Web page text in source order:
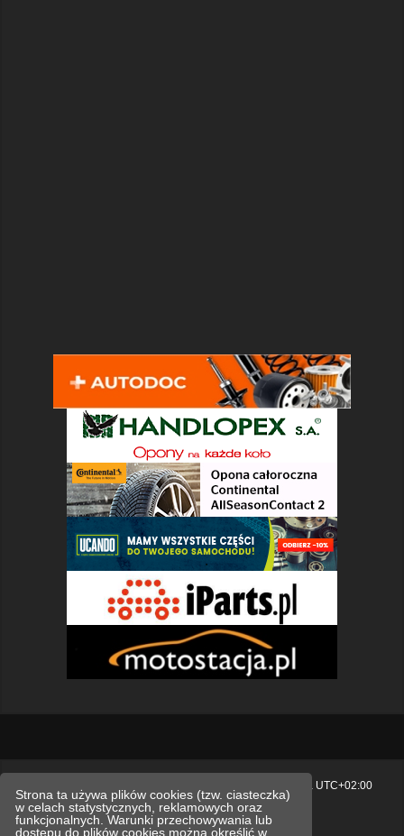
Strona ta używa plików cookies (tzw. ciasteczka)
w celach statystycznych, reklamowych oraz
funkcjonalnych. Warunki przechowywania lub
dostępu do plików cookies można określić w
UTC+02:00
Polityka prywatności.